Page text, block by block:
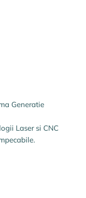
Generatie
Laser si CNC